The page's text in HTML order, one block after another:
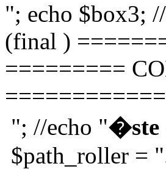
"; echo $box3;
(final )
=========
"; //echo "�ste
$path_roller =